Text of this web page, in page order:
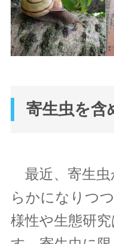
寄生虫を含
最近、寄生虫
らかになりつ
様性や生態研